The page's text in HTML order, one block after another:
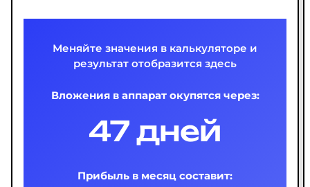
Меняйте значения в калькуляторе и
результат отобразится здесь
Вложения в аппарат окупятся через:
47 дней
Прибыль в месяц составит: